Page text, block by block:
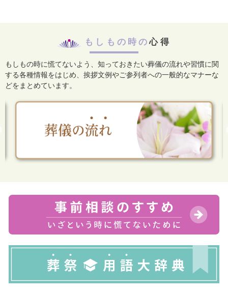
もしもの時の心得
もしもの時に慌てないよう、知っておきたい葬儀の流れや習慣に関
する各種情報をはじめ、 挨拶文例やご参列者への一般的なマナーな
どをまとめています。